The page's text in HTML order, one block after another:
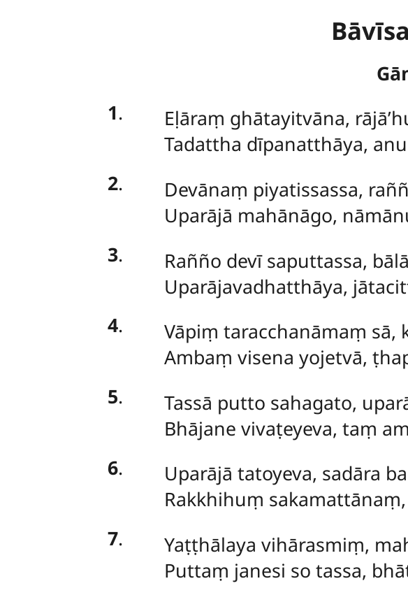
1.
Eḷāraṃ ghātayitvāna,
Tadattha dīpanatthāya,
2.
Devānaṃ piyatissassa,
Uparājā mahānāgo,
3.
Rañño devī saputtassa,
Uparājavadhatthāya,
4.
Vāpiṃ taracchanāmaṃ sā,
Ambaṃ visena yojetvā,
5.
Tassā putto sahagato,
Bhājane vivaṭeyeva, taṃ
6.
Uparājā tatoyeva, sadāra
Rakkhihuṃ
7.
Yaṭṭhālaya vihārasmiṃ,
Puttaṃ janesi so tassa,